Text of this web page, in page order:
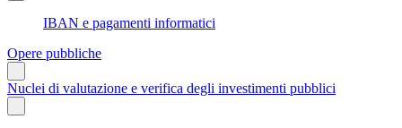
IBAN e pagamenti informatici
Opere pubbliche
Nuclei di valutazione e verifica degli investimenti pubblici